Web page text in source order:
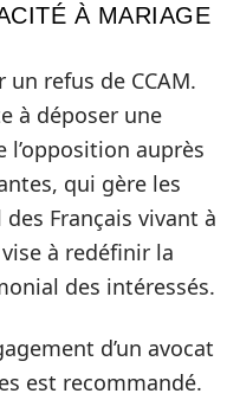
À MARIAGE
refus de CCAM.
à déposer une
l’opposition auprès
qui gère les
Français vivant à
à redéfinir la
des intéressés.
d’un avocat
est recommandé.